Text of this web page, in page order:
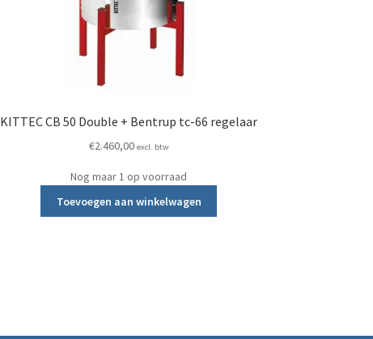
KITTEC CB 50 Double + Bentrup tc-66 regelaar
€2.460,00 excl. btw
Nog maar 1 op voorraad
Toevoegen aan winkelwagen